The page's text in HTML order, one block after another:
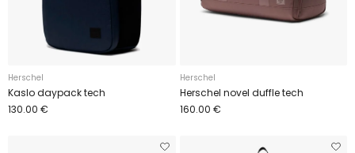
Herschel
Kaslo daypack tech
130.00 €
Herschel
Herschel novel duffle tech
160.00 €